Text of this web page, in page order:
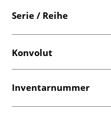
Serie / Reihe
Konvolut
Inventarnummer